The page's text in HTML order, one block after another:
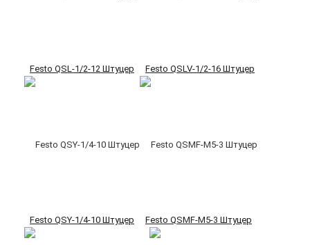
Festo QSL-1/2-12 Штуцер Festo QSLV-1/2-16 Штуцер
Festo QSY-1/4-10 Штуцер Festo QSMF-M5-3 Штуцер